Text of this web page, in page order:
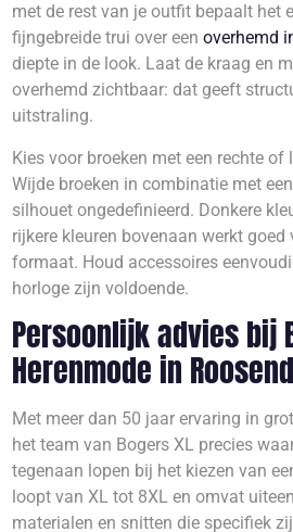
met de rest van je outfit bepaalt het
fijngebreide trui over een overhemd
diepte in de look. Laat de kraag en
overhemd zichtbaar: dat geeft
uitstraling.
Kies voor broeken met een rechte
Wijde broeken in combinatie met
silhouet ongedefinieerd. Donkere
rijkere kleuren bovenaan werkt goed
formaat. Houd accessoires
horloge zijn voldoende.
Persoonlijk advies bij
Herenmode in
Met meer dan 50 jaar ervaring in
het team van Bogers XL precies
tegenaan lopen bij het kiezen van
loopt van XL tot 8XL en omvat
materialen en snitten die specifiek